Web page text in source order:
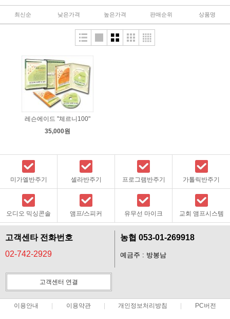
최신순 낮은가격 높은가격 판매순위 상품명
레슨에이드 "체르니100"
35,000원
미가엘반주기 셀라반주기 프로그램반주기 가톨릭반주기
오디오 믹싱콘솔 앰프/스피커 유무선 마이크 교회 앰프시스템
고객센타 전화번호
02-742-2929
농협 053-01-269918
예금주 : 방봉남
고객센터 연결
이용안내 이용약관 개인정보처리방침 PC버전